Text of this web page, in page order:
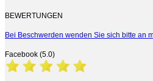
BEWERTUNGEN
Bei Beschwerden wenden Sie sich bitte an
Facebook (5.0)